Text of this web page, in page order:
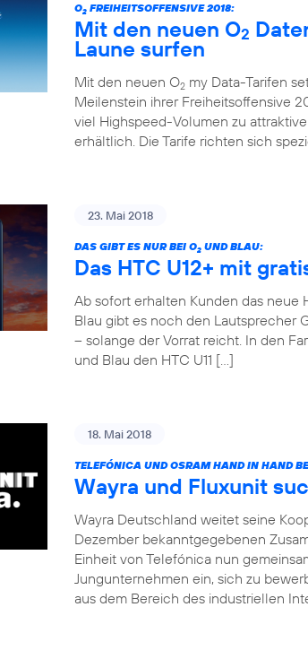
O2 FREIHEITSOFFENSIVE 2018:
Mit den neuen O2
Laune surfen
Mit den neuen O2 my Data-Tarifen
Meilenstein ihrer Freiheitsoffensive
viel Highspeed-Volumen zu
erhältlich. Die Tarife richten sich
23. Mai 2018
DAS GIBT ES NUR BEI O2 UND BLAU:
Das HTC U12+ mit
Ab sofort erhalten Kunden das neue
Blau gibt es noch den Lautsprecher
– solange der Vorrat reicht. In den
und Blau den HTC U11 […]
18. Mai 2018
TELEFÓNICA UND OSRAM HAND IN HAND
Wayra und Fluxunit
Wayra Deutschland weitet seine
Dezember bekanntgegebenen
Einheit von Telefónica nun
Jungunternehmen ein, sich zu
aus dem Bereich des industriellen